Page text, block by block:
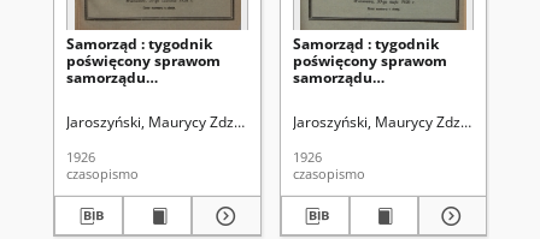
Samorząd : tygodnik
poświęcony sprawom
samorządu
Jaroszyński, Maurycy Zdzisław. Redaktor Zrzeszenie Samorządów
1926
czasopismo
Samorząd : tygodnik
poświęcony sprawom
samorządu
Jaroszyński, Maurycy Zdzisław.
1926
czasopismo